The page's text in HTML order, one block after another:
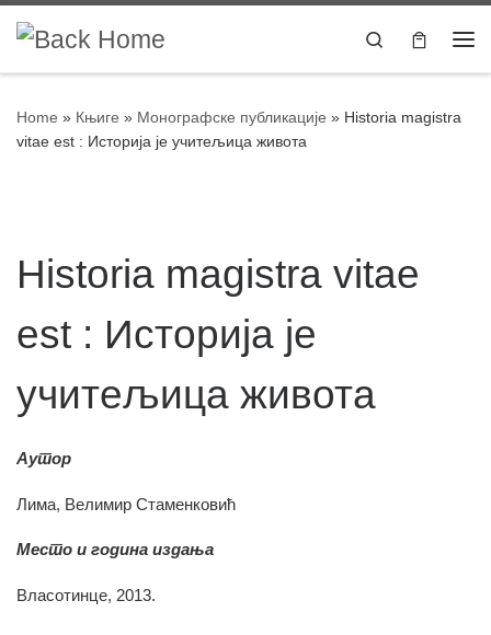
Skip to content Search
Home » Књиге » Монографске публикације » Historia magistra
vitae est : Историја је учитељица живота
Historia magistra vitae
est : Историја је
учитељица живота
Аутор
Лима, Велимир Стаменковић
Место и година издања
Власотинце, 2013.